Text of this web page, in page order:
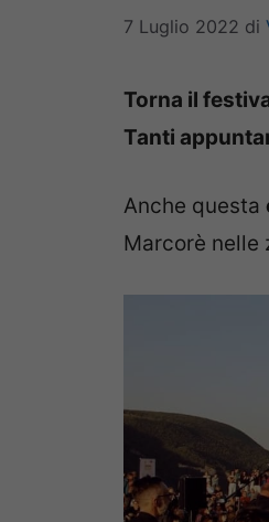
7 Luglio 2022 di
Torna il
Tanti
Anche questa
Marcorè nelle